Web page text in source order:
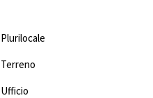
Plurilocale
Terreno
Ufficio